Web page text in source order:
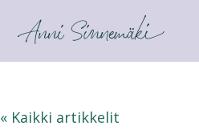
ANNI SINNEMÄKI
« Kaikki artikkelit